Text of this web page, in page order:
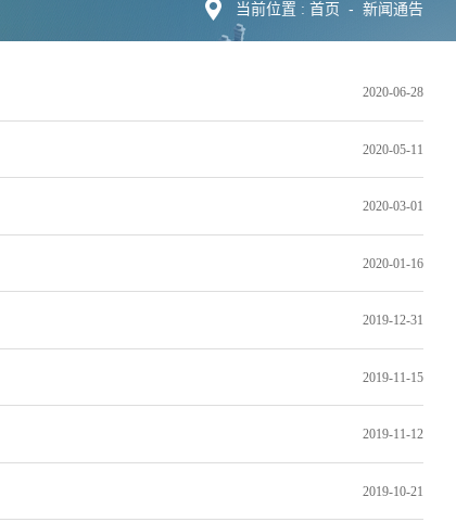
当前位置 : 首页 - 新闻通告
2020-06-28
2020-05-11
2020-03-01
2020-01-16
2019-12-31
2019-11-15
2019-11-12
2019-10-21